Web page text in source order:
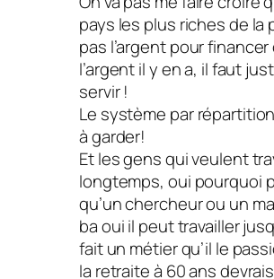
pays les plus riches de la
pas l’argent pour
l’argent il y en a, il faut
servir !
Le système par
à garder!
Et les gens qui veulent
longtemps, oui pourquoi
qu’un chercheur ou un
ba oui il peut travailler
fait un métier qu’il le
la retraite à 60 ans